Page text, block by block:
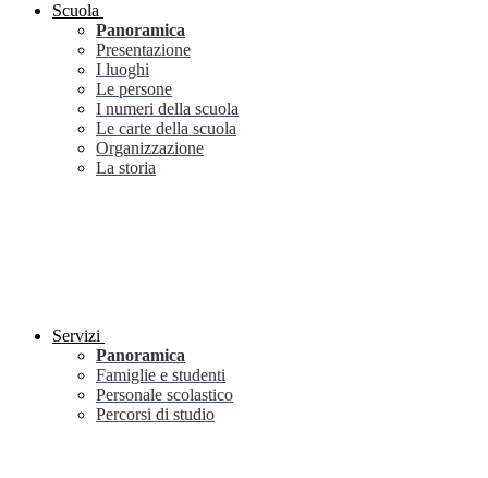
Scuola
Panoramica
Presentazione
I luoghi
Le persone
I numeri della scuola
Le carte della scuola
Organizzazione
La storia
Servizi
Panoramica
Famiglie e studenti
Personale scolastico
Percorsi di studio